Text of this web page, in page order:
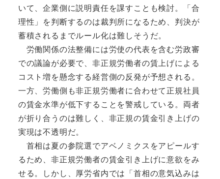
いて、企業側に説明責任を課すことも検討。「合
理性」を判断するのは裁判所になるため、判決が
蓄積されるまでルール化は難しそうだ。
労働関係の法整備には労使の代表を含む労政審
での議論が必要で、非正規労働者の賃上げによる
コスト増を懸念する経営側の反発が予想される。
一方、労働側も非正規労働者に合わせて正規社員
の賃金水準が低下することを警戒している。両者
が折り合うのは難しく、非正規の賃金引き上げの
実現は不透明だ。
首相は夏の参院選でアベノミクスをアピールす
るため、非正規労働者の賃金引き上げに意欲をみ
せる。しかし、厚労省内では「首相の意気込みは